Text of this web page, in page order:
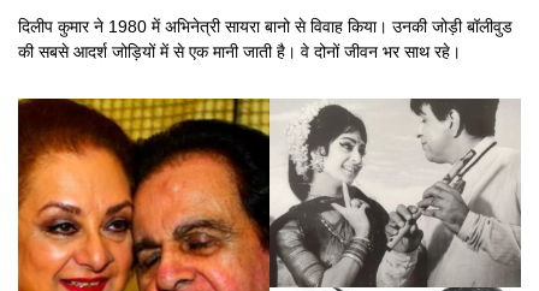
दिलीप कुमार ने 1980 में अभिनेत्री सायरा बानो से विवाह किया। उनकी जोड़ी बॉलीवुड
की सबसे आदर्श जोड़ियों में से एक मानी जाती है। वे दोनों जीवन भर साथ रहे।